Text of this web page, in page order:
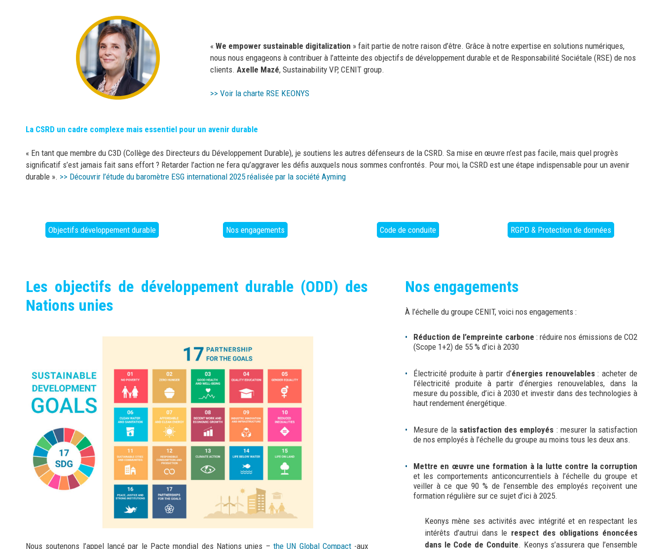
« We empower sustainable digitalization » fait partie de notre raison d’être. Grâce à notre expertise en solutions numériques,
nous nous engageons à contribuer à l’atteinte des objectifs de développement durable et de Responsabilité Sociétale (RSE) de nos
clients. Axelle Mazé, Sustainability VP, CENIT group.
>> Voir la charte RSE KEONYS
La CSRD un cadre complexe mais essentiel pour un avenir durable
« En tant que membre du C3D (Collège des Directeurs du Développement Durable), je soutiens les autres défenseurs de la CSRD. Sa mise en œuvre n’est pas facile, mais quel progrès
significatif s’est jamais fait sans effort ? Retarder l’action ne fera qu’aggraver les défis auxquels nous sommes confrontés. Pour moi, la CSRD est une étape indispensable pour un avenir
durable ». >> Découvrir l’étude du baromètre ESG international 2025 réalisée par la société Ayming
Objectifs développement durable Nos engagements Code de conduite RGPD & Protection de données
Les objectifs de développement durable (ODD) des
Nations unies
Nous soutenons l’appel lancé par le Pacte mondial des Nations unies –the UN Global Compact -aux
Nos engagements
À l’échelle du groupe CENIT, voici nos engagements :
Réduction de l’empreinte carbone : réduire nos émissions de CO2
(Scope 1+2) de 55 % d’ici à 2030
Électricité produite à partir d’énergies renouvelables: acheter de
l’électricité produite à partir d’énergies renouvelables, dans la
mesure du possible, d’ici à 2030 et investir dans des technologies à
haut rendement énergétique.
Mesure de la satisfaction des employés : mesurer la satisfaction
de nos employés à l’échelle du groupe au moins tous les deux ans.
Mettre en œuvre une formation à la lutte contre la corruption
et les comportements anticoncurrentiels à l’échelle du groupe et
veiller à ce que 90 % de l’ensemble des employés reçoivent une
formation régulière sur ce sujet d’ici à 2025.
Keonys mène ses activités avec intégrité et en respectant les
intérêts d’autrui dans le respect des obligations énoncées
dans le Code de Conduite. Keonys s’assurera que l’ensemble